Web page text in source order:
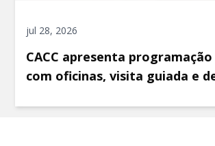
jul 28, 2026
CACC apresenta
com oficinas, visita guiada e